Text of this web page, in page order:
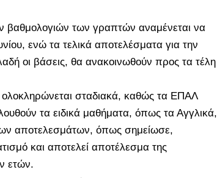
των γραπτών αναμένεται να
ενώ τα τελικά αποτελέσματα για την
οι βάσεις, θα ανακοινωθούν προς τα τέλη
σταδιακά, καθώς τα ΕΠΑΛ
τα ειδικά μαθήματα, όπως τα Αγγλικά,
αποτελεσμάτων, όπως σημείωσε,
και αποτελεί αποτέλεσμα της
ετών.